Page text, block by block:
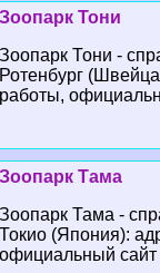
Зоопарк Тони
Зоопарк Тони -
Ротенбург
работы,
Зоопарк Тама
Зоопарк Тама -
Токио (Япония):
официальный сайт